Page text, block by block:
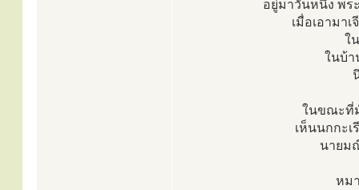
อยู่มาวันหนึ่ง พร
เมื่อเอามา
ใ
ในบ้า
ในขณะที่
เห็นนกกะ
นายม
หม